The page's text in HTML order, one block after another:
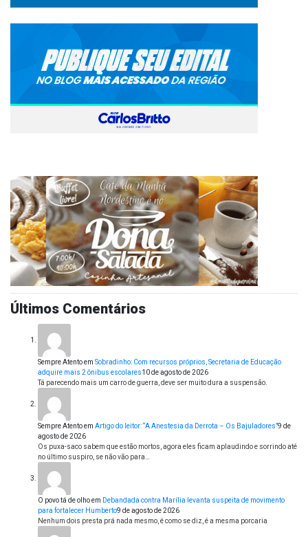
Últimos Comentários
Sempre Atentoem Sobradinho: Com recursos próprios, Secretaria de Educação
adquire mais 2 ônibus escolares10 de agosto de 2026
Tá parecendo mais um carro de guerra, deve ser muito dura a suspensão.
Sempre Atentoem Artigo do leitor: “A Anestesia da Derrota – Os Bajuladores”9 de
agosto de 2026
Os puxa-saco sabem que estão mortos, agora eles ficam aplaudindo e sorrindo até
no último suspiro, se não vão para…
O povo tá de olhoem Debandada contra Marília levanta suspeita de movimento
para fortalecer Humberto9 de agosto de 2026
Nenhum dois presta prá nada mesmo, é como se diz, é a mesma porcaria